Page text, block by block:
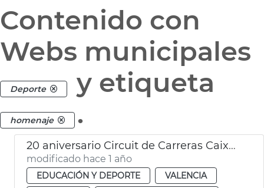
Contenido con
Webs municipales
Deporte y etiqueta
homenaje .
20 aniversario Circuit de Carreras Caixa Popular de València
modificado hace 1 año
EDUCACIÓN Y DEPORTE
VALENCIA